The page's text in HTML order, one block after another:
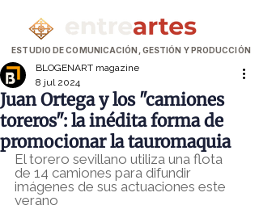
ESTUDIO DE COMUNICACIÓN, GESTIÓN Y PRODUCCIÓN
Juan Ortega y los "camiones
toreros": la inédita forma de
promocionar la tauromaquia
BLOGENART magazine
8 jul 2024
El torero sevillano utiliza una flota
de 14 camiones para difundir
imágenes de sus actuaciones este
verano